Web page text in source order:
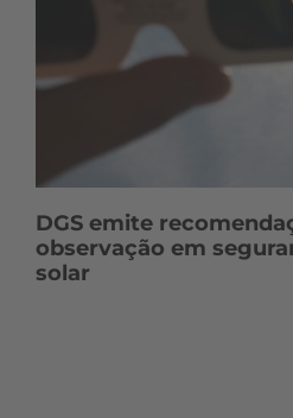
DGS emite
observação em
solar